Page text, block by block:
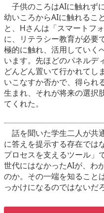
子供のころはAIに触れず
幼いころからAIに触れるこ
と、Hさんは「スマートフ
に、リテラシー教育が必要
極的に触れ、活用していく
います。先ほどのパネルデ
どんどん置いて行かれてし
いこなすか否かで、得られ
生まれ、それが将来の選択
てくれた。
話を聞いた学生二人が共
に答えを提示する存在では
プロセスを支えるツール」
世代にはなかったAIが、わ
のか。その一端を知ること
っかけになるのではないだ